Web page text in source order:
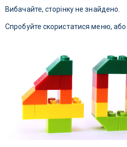
Вибачайте, сторінку не знайдено.
Спробуйте скористатися меню,